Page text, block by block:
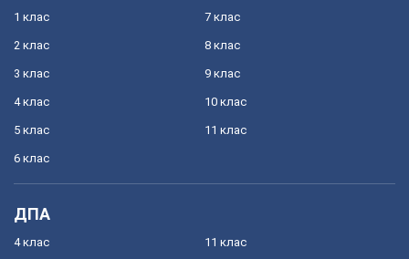
1 клас
2 клас
3 клас
4 клас
5 клас
6 клас
7 клас
8 клас
9 клас
10 клас
11 клас
ДПА
4 клас 11 клас